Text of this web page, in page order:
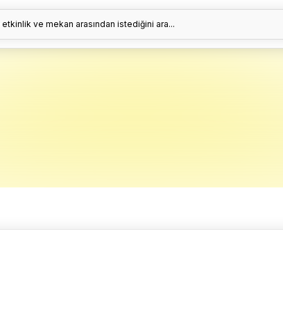
ve mekan arasından istediğini ara...